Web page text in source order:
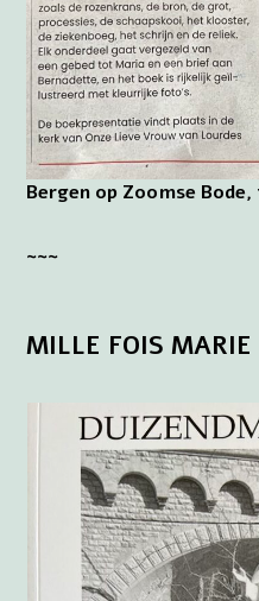
Bergen op Zoomse
~~~
MILLE FOIS MARIE